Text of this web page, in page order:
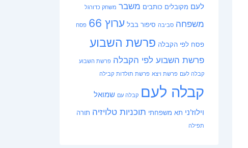
לעם מקובלים כותבים משבר משחק כדורגל
משפחה סביבה סיפור בבל ערוץ 66 פסח
פסח לפי הקבלה פרשת השבוע
פרשת השבוע לפי הקבלה פרשת השבוע
קבלה לעם פרשת ויצא פרשת תולדות קבילה
קבלה לעם קבלה עם שמואל
וילוז'ני תא משפחתי תוכניות טלויזיה תורה
תפילה